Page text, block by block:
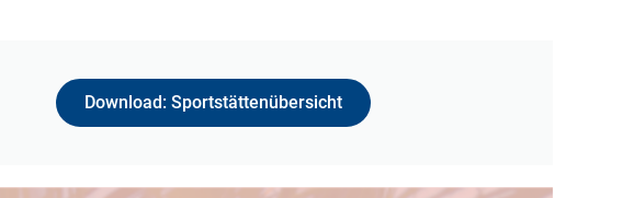
Download: Sportstättenübersicht